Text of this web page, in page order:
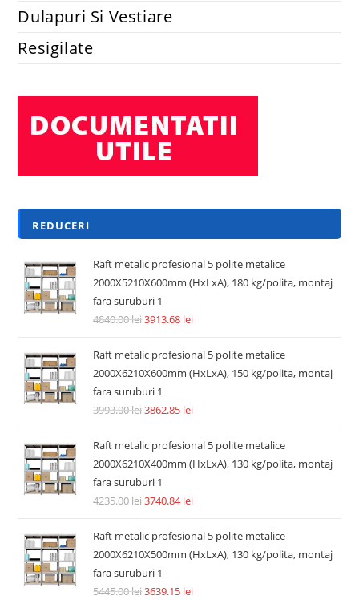
Dulapuri Si Vestiare
Resigilate
REDUCERI
Raft metalic profesional 5 polite metalice
2000X5210X600mm (HxLxA), 180 kg/polita, montaj
fara suruburi 1
4840.00lei3913.68 lei
Raft metalic profesional 5 polite metalice
2000X6210X600mm (HxLxA), 150 kg/polita, montaj
fara suruburi 1
3993.00lei3862.85 lei
Raft metalic profesional 5 polite metalice
2000X6210X400mm (HxLxA), 130 kg/polita, montaj
fara suruburi 1
4235.00lei3740.84lei
Raft metalic profesional 5 polite metalice
2000X6210X500mm (HxLxA), 130 kg/polita, montaj
fara suruburi 1
5445.00lei3639.15 lei